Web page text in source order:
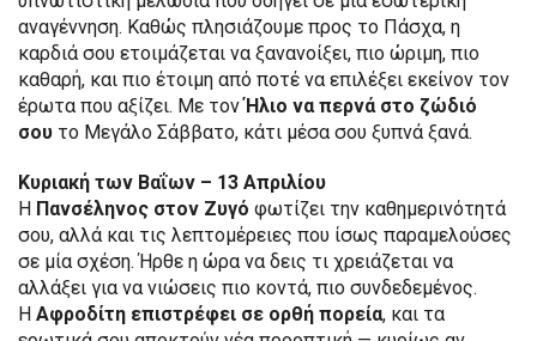
αναγέννηση. Καθώς πλησιάζουμε προς το Πάσχα, η
καρδιά σου ετοιμάζεται να ξανανοίξει, πιο ώριμη, πιο
καθαρή, και πιο έτοιμη από ποτέ να επιλέξει εκείνον τον
έρωτα που αξίζει. Με τονΉλιο να περνά στο ζώδιό
σου το Μεγάλο Σάββατο, κάτι μέσα σου ξυπνά ξανά.
Κυριακή των Βαΐων – 13 Απριλίου
Η Πανσέληνος στον Ζυγό φωτίζει την καθημερινότητά
σου, αλλά και τις λεπτομέρειες που ίσως παραμελούσες
σε μία σχέση. Ήρθε η ώρα να δεις τι χρειάζεται να
αλλάξει για να νιώσεις πιο κοντά, πιο συνδεδεμένος.
Η Αφροδίτη επιστρέφει σε ορθή πορεία, και τα